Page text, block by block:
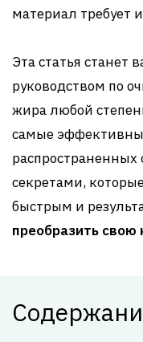
материал требует
Эта статья
руководством по
жира любой
самые
секретами,
быстрым и
преобразить свою